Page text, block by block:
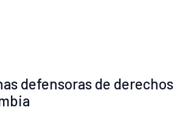
defensoras de derechos